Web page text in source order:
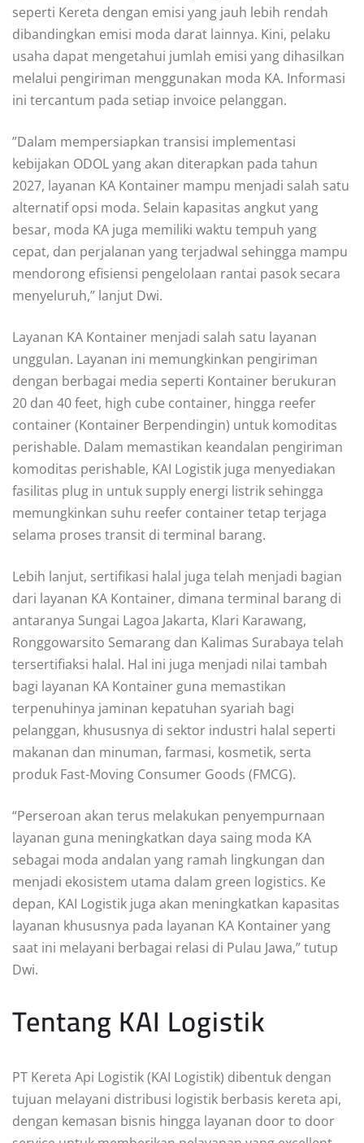
seperti Kereta dengan emisi yang jauh lebih rendah
dibandingkan emisi moda darat lainnya. Kini, pelaku
usaha dapat mengetahui jumlah emisi yang dihasilkan
melalui pengiriman menggunakan moda KA. Informasi
ini tercantum pada setiap invoice pelanggan.
”Dalam mempersiapkan transisi implementasi
kebijakan ODOL yang akan diterapkan pada tahun
2027, layanan KA Kontainer mampu menjadi salah satu
alternatif opsi moda. Selain kapasitas angkut yang
besar, moda KA juga memiliki waktu tempuh yang
cepat, dan perjalanan yang terjadwal sehingga mampu
mendorong efisiensi pengelolaan rantai pasok secara
menyeluruh,” lanjut Dwi.
Layanan KA Kontainer menjadi salah satu layanan
unggulan. Layanan ini memungkinkan pengiriman
dengan berbagai media seperti Kontainer berukuran
20 dan 40 feet, high cube container, hingga reefer
container (Kontainer Berpendingin) untuk komoditas
perishable. Dalam memastikan keandalan pengiriman
komoditas perishable, KAI Logistik juga menyediakan
fasilitas plug in untuk supply energi listrik sehingga
memungkinkan suhu reefer container tetap terjaga
selama proses transit di terminal barang.
Lebih lanjut, sertifikasi halal juga telah menjadi bagian
dari layanan KA Kontainer, dimana terminal barang di
antaranya Sungai Lagoa Jakarta, Klari Karawang,
Ronggowarsito Semarang dan Kalimas Surabaya telah
tersertifiaksi halal. Hal ini juga menjadi nilai tambah
bagi layanan KA Kontainer guna memastikan
terpenuhinya jaminan kepatuhan syariah bagi
pelanggan, khususnya di sektor industri halal seperti
makanan dan minuman, farmasi, kosmetik, serta
produk Fast-Moving Consumer Goods (FMCG).
“Perseroan akan terus melakukan penyempurnaan
layanan guna meningkatkan daya saing moda KA
sebagai moda andalan yang ramah lingkungan dan
menjadi ekosistem utama dalam green logistics. Ke
depan, KAI Logistik juga akan meningkatkan kapasitas
layanan khususnya pada layanan KA Kontainer yang
saat ini melayani berbagai relasi di Pulau Jawa,” tutup
Dwi.
Tentang KAI Logistik
PT Kereta Api Logistik (KAI Logistik) dibentuk dengan
tujuan melayani distribusi logistik berbasis kereta api,
dengan kemasan bisnis hingga layanan door to door